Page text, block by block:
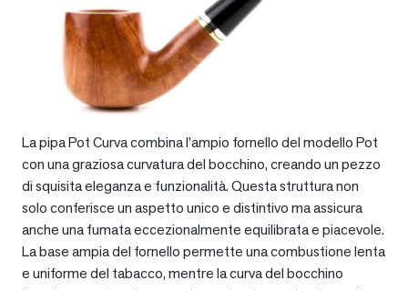
La pipa Pot Curva combina l’ampio fornello del modello Pot
con una graziosa curvatura del bocchino, creando un pezzo
di squisita eleganza e funzionalità. Questa struttura non
solo conferisce un aspetto unico e distintivo ma assicura
anche una fumata eccezionalmente equilibrata e piacevole.
La base ampia del fornello permette una combustione lenta
e uniforme del tabacco, mentre la curva del bocchino